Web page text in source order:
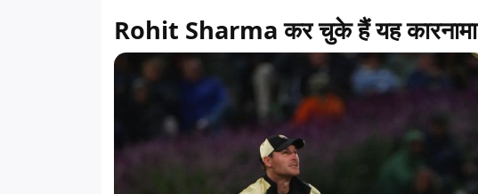
Rohit Sharma कर चुके हैं यह कारनामा